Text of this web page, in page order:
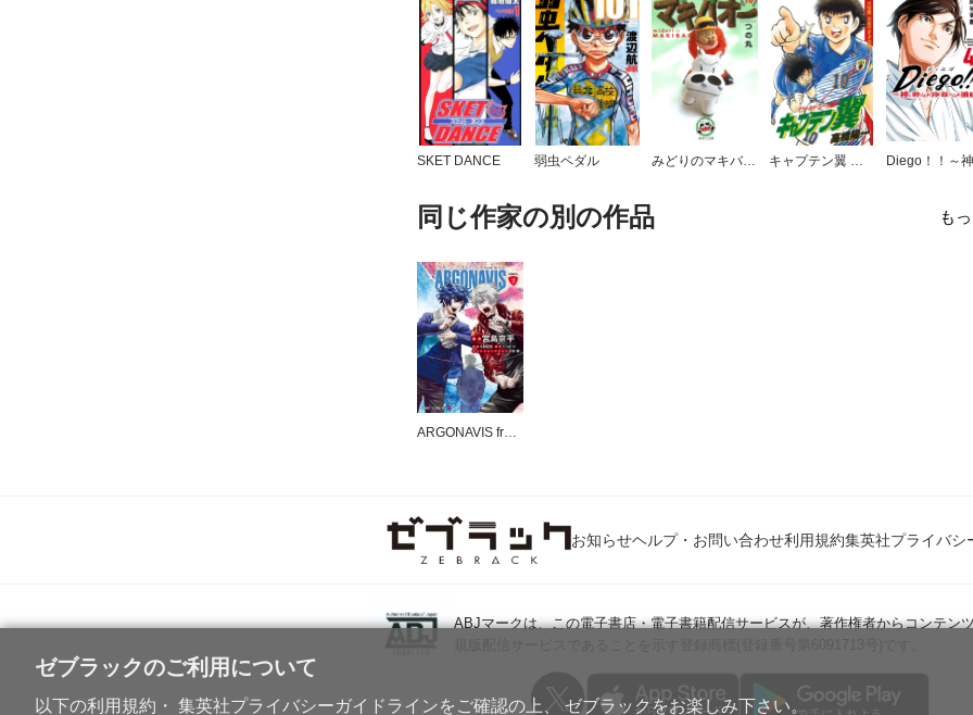
ゼブラックのご利用について
以下の利用規約・ 集英社プライバシーガイドラインをご確認の上、 ゼブラックをお楽しみ下さい。
SKET DANCE 弱虫ペダル みどりのマキバオー
同じ作家の別の作品 も
お知らせヘルプ・お問い合わせ利用規約集英社プライバシ
ABJマークは、この電子書店・電子書籍配信サービスが、著作権者からコンテン